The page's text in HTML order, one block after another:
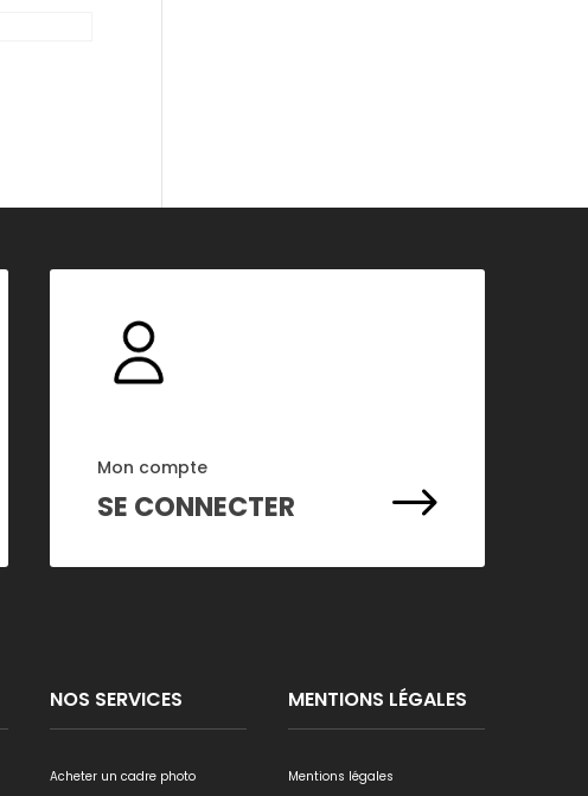
Mon compte
SE CONNECTER $
NOS SERVICES
Acheter un cadre photo
MENTIONS LÉGALES
Mentions légales